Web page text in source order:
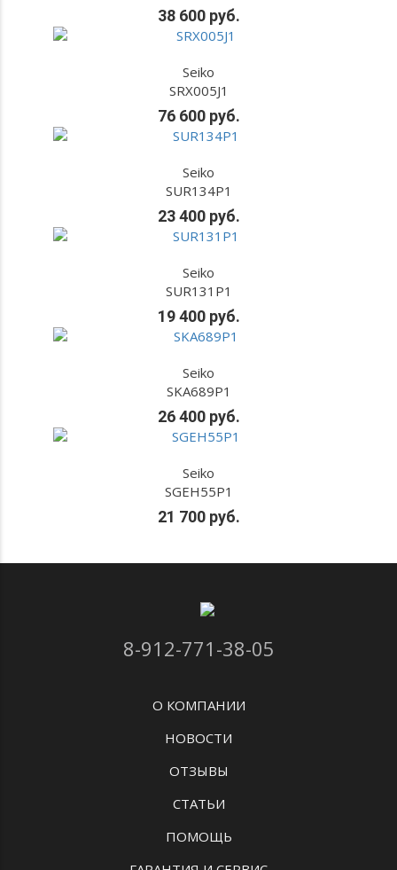
38 600 руб.
Seiko
SRX005J1
76 600 руб.
Seiko
SUR134P1
23 400 руб.
Seiko
SUR131P1
19 400 руб.
Seiko
SKA689P1
26 400 руб.
Seiko
SGEH55P1
21 700 руб.
8-912-771-38-05
О КОМПАНИИ
НОВОСТИ
ОТЗЫВЫ
СТАТЬИ
ПОМОЩЬ